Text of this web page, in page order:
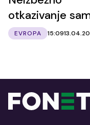
otkazivanje
EVROPA 15:09